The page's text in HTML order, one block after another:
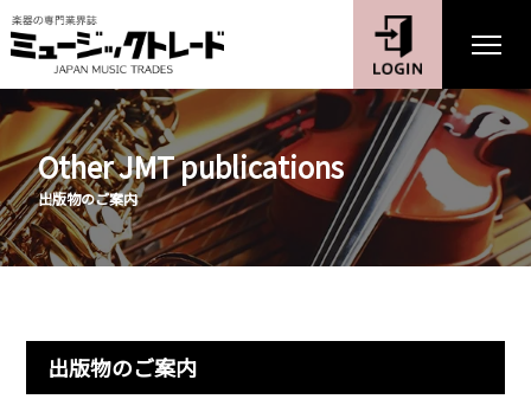
Other JMT publications
出版物のご案内
出版物のご案内